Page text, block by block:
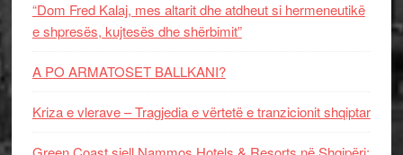
“Dom Fred Kalaj, mes altarit dhe atdheut si hermeneutikë
e shpresës, kujtesës dhe shërbimit”
A PO ARMATOSET BALLKANI?
Kriza e vlerave – Tragjedia e vërtetë e tranzicionit shqiptar